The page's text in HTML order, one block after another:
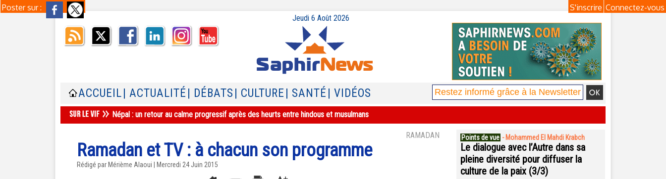
Poster sur : Connectez-vous
S'inscrire
Jeudi 6 Août 2026
ACCUEIL | ACTUALITÉ | DÉBATS | CULTURE | SANTÉ | VIDÉOS
Népal : un retour au calme progressif après des heurts entre hindous et musulmans
RAMADAN
Ramadan et TV : à chacun son programme
Rédigé par Mérième Alaoui | Mercredi 24 Juin 2015
Points de vue - Mohammed El Mahdi Krabch
Le dialogue avec l’Autre dans sa
pleine diversité pour diffuser la
culture de la paix (3/3)